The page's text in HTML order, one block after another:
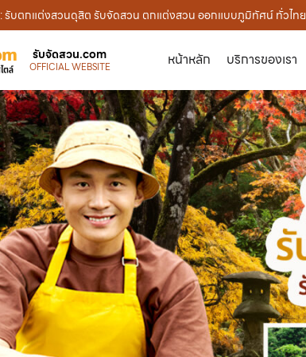
: รับตกแต่งสวนดุสิต รับจัดสวน ตกแต่งสวน ออกแบบภูมิทัศน์ ทั่วไทย
รับจัดสวน.com
OFFICIAL WEBSITE หน้าหลัก บริการของเรา